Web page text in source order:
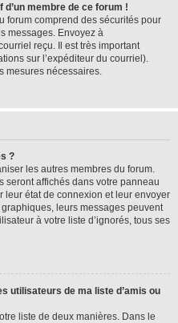
membre de ce forum !
forum comprend des sécurités pour
messages. Envoyez à
reçu. Il est très important
sur l’expéditeur du courriel).
mesures nécessaires.
?
les autres membres du forum.
seront affichés dans votre panneau
leur état de connexion et leur envoyer
leurs messages peuvent
à votre liste d’ignorés, tous ses
utilisateurs de ma liste d’amis ou
liste de deux manières. Dans le